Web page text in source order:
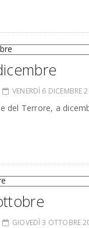
VENERDÌ 6 DICEMBRE
del Terrore, a
GIOVEDÌ 3 OTTOBRE